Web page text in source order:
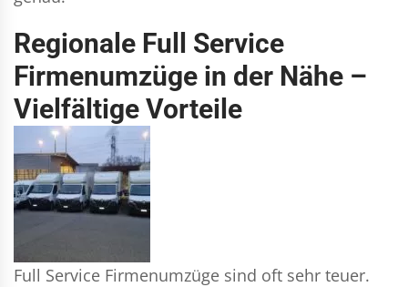
Regionale Full Service
Firmenumzüge in der Nähe –
Vielfältige Vorteile
Full Service Firmenumzüge sind oft sehr teuer.